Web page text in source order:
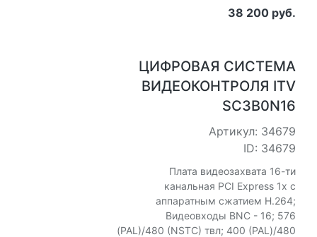
38 200 руб.
ЦИФРОВАЯ СИСТЕМА
ВИДЕОКОНТРОЛЯ ITV
SC3B0N16
Артикул: 34679
ID: 34679
Плата видеозахвата 16-ти
канальная PCI Express 1x с
аппаратным сжатием H.264;
Видеовходы BNC - 16; 576
(PAL)/480 (NSTC) твл; 400 (PAL)/480